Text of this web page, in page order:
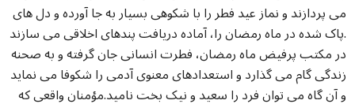
می پردازند و نماز عید فطر را با شکوهی بسیار به جا آورده و دل های
پاک شده در ماه رمضان را، آماده دریافت پندهای اخلاقی می سازند.
در مکتب پرفیض ماه رمضان، فطرت انسانی جان گرفته و به صحنه
زندگی گام می گذارد و استعدادهای معنوی آدمی را شکوفا می نماید
و آن گاه می توان فرد را سعید و نیک بخت نامید.مؤمنان واقعی که